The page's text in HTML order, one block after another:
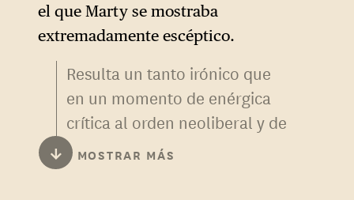
el que Marty se mostraba
extremadamente escéptico.
Resulta un tanto irónico que
en un momento de enérgica
crítica al orden neoliberal y de
celebración de profundos
cambios en el consenso
↓ MOSTRAR MÁS